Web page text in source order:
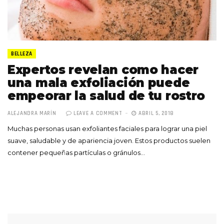
BELLEZA
Expertos revelan como hacer
una mala exfoliación puede
empeorar la salud de tu rostro
ALEJANDRA MARÍN LEAVE A COMMENT ABRIL 5, 2018
Muchas personas usan exfoliantes faciales para lograr una piel
suave, saludable y de apariencia joven. Estos productos suelen
contener pequeñas partículas o gránulos…